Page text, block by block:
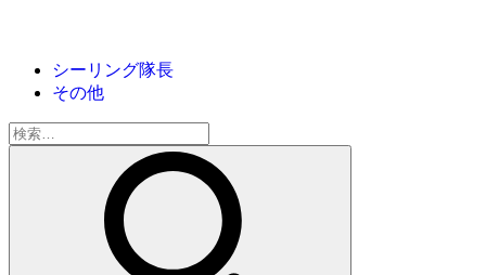
シーリング隊長
その他
検
索: